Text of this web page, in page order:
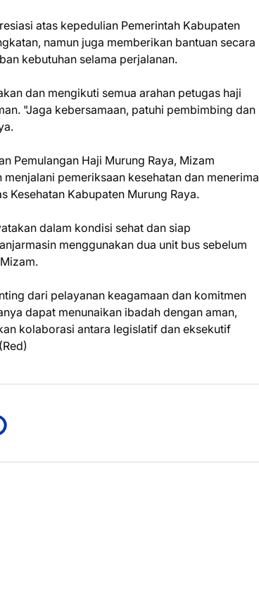
atas kepedulian Pemerintah Kabupaten
namun juga memberikan bantuan secara
kebutuhan selama perjalanan.
dan mengikuti semua arahan petugas haji
"Jaga kebersamaan, patuhi pembimbing dan
Pemulangan Haji Murung Raya, Mizam
pemeriksaan kesehatan dan menerima
Kesehatan Kabupaten Murung Raya.
dalam kondisi sehat dan siap
menggunakan dua unit bus sebelum
dari pelayanan keagamaan dan komitmen
dapat menunaikan ibadah dengan aman,
kolaborasi antara legislatif dan eksekutif